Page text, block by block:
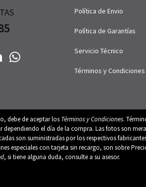
Política de Envio
Política de Garantías
Servicio Técnico
Términos y Condiciones
debe de aceptar los Términos y Condiciones.
el día de la compra. Las fotos son
son suministradas por los respectivos
especiales con tarjeta sin recargo, son sobre
, si tiene alguna duda, consulte a su asesor.